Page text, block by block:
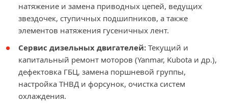
натяжение и замена приводных цепей, ведущих
звездочек, ступичных подшипников, а также
элементов натяжения гусеничных лент.
Сервис дизельных двигателей: Текущий и
капитальный ремонт моторов (Yanmar, Kubota и др.),
дефектовка ГБЦ, замена поршневой группы,
настройка ТНВД и форсунок, очистка систем
охлаждения.